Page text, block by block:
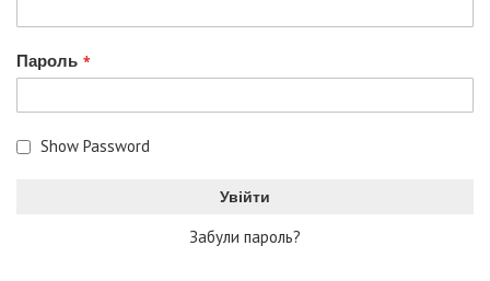
Пароль
Show Password
Увійти
Забули пароль?